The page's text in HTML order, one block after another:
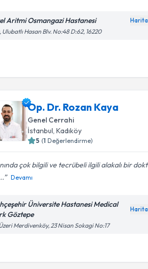
Aritmi Osmangazi Hastanesi
Ulubatlı Hasan Blv. No:48 D:62, 16220
Op. Dr. Rozan Kaya
Genel Cerrahi
İstanbul,Kadıköy
5 (1 Değerlendirme)
çok bilgili ve tecrübeli ilgili alakalı bir
Devamı
Üniversite Hastanesi Medical
Göztepe
Merdivenköy, 23 Nisan Sokagi No:17